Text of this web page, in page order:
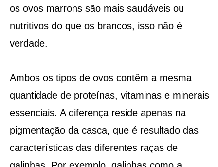
os ovos marrons são mais saudáveis ​​ou
nutritivos do que os brancos, isso não é
verdade.
Ambos os tipos de ovos contêm a mesma
quantidade de proteínas, vitaminas e minerais
essenciais. A diferença reside apenas na
pigmentação da casca, que é resultado das
características das diferentes raças de